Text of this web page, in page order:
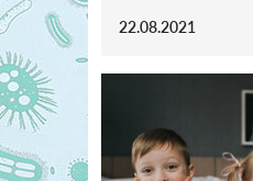
22.08.2021